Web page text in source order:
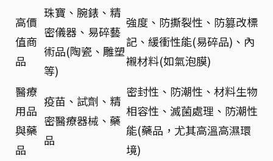
高價
值商
品
珠寶、腕錶、精
密儀器、易碎藝
術品(陶瓷、雕塑
等)
強度、防撕裂性、防篡改標
記、緩衝性能(易碎品)、內
襯材料(如氣泡膜)
醫療
用品
與藥
品
疫苗、試劑、精
密醫療器械、藥
品
密封性、防潮性、材料生物
相容性、滅菌處理、防潮性
能(藥品，尤其高溫高濕環
境)